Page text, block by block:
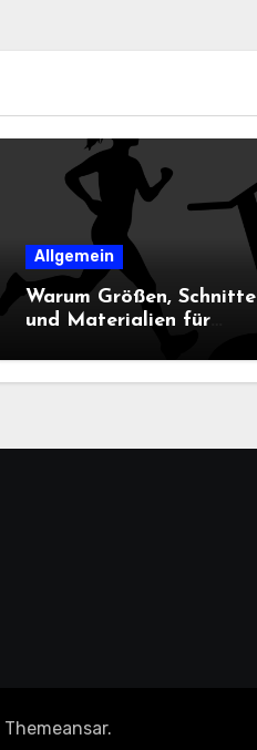
Allgemein
Warum Größen, Schnitte
und Materialien für
entscheidend sind
Themeansar.